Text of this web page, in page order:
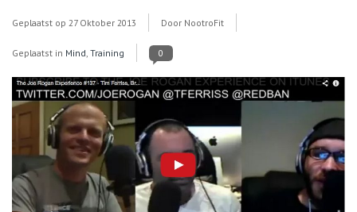
Geplaatst op 27 Oktober 2013 Door NootroFit
Geplaatst in Mind Training 0